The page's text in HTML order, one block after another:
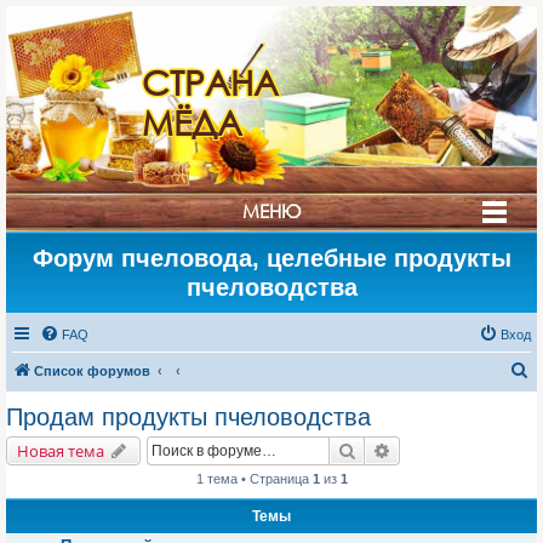
СТРАНА
МЁДА
МЕНЮ
Форум пчеловода, целебные продукты
пчеловодства
FAQ Вход
Список форумов
Продам продукты пчеловодства
Новая тема Поиск
1 тема • Страница 1 из 1
Темы